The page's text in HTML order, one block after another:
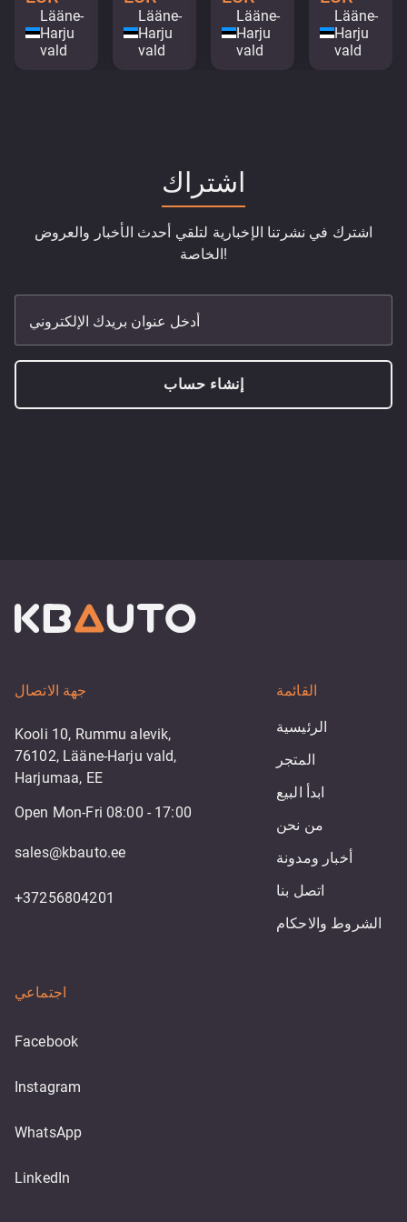
Lääne-
Harju
vald
Lääne-
Harju
vald
Lääne-
Harju
vald
Lääne-
Harju
vald
اشتراك
اشترك في نشرتنا الإخبارية لتلقي أحدث الأخبار والعروض
الخاصة!
أدخل عنوان بريدك الإلكتروني
إنشاء حساب
جهة الاتصال
Kooli 10, Rummu alevik,
76102, Lääne-Harju vald,
Harjumaa, EE
Open Mon-Fri 08:00 - 17:00
sales@kbauto.ee
+37256804201
القائمة
الرئيسية
المتجر
ابدأ البيع
من نحن
أخبار ومدونة
اتصل بنا
الشروط والاحكام
اجتماعي
Facebook
Instagram
WhatsApp
LinkedIn